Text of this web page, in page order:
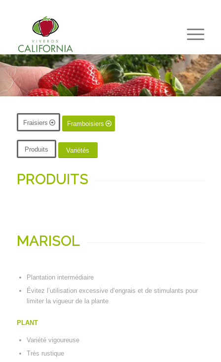
Fraisiers Framboisiers
Produits Variétés
PRODUITS
MARISOL
Plantation intermédiaire
Évitez l’utilisation excessive d’engrais et de stimulants pour
limiter la vigueur de la plante
PLANT
Variété vigoureuse
Très rustique